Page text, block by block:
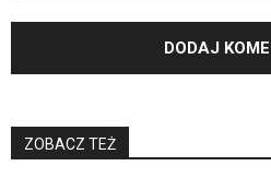
ZOBACZ TEŻ